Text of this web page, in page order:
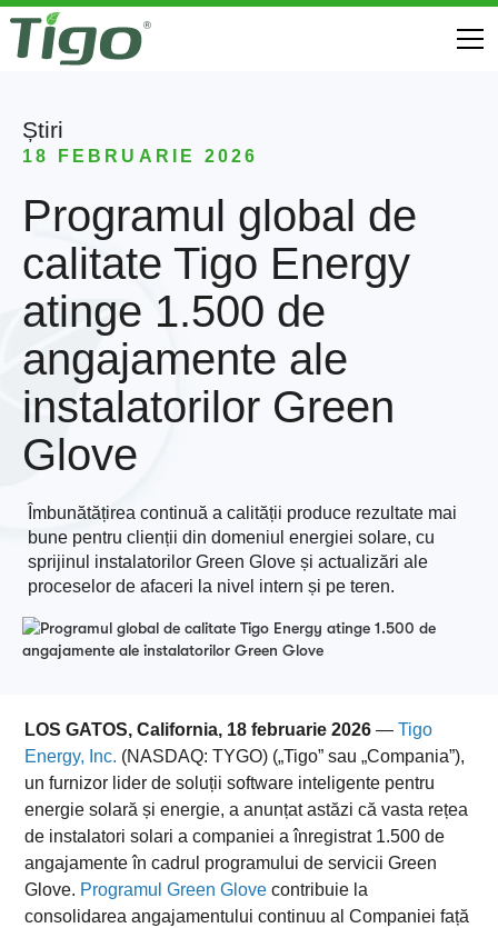
Știri
18 FEBRUARIE 2026
Programul global de
calitate Tigo Energy
atinge 1.500 de
angajamente ale
instalatorilor Green
Glove
Îmbunătățirea continuă a calității produce rezultate mai
bune pentru clienții din domeniul energiei solare, cu
sprijinul instalatorilor Green Glove și actualizări ale
proceselor de afaceri la nivel intern și pe teren.
LOS GATOS, California, 18 februarie 2026 —Tigo
Energy, Inc. (NASDAQ: TYGO) („Tigo” sau „Compania”),
un furnizor lider de soluții software inteligente pentru
energie solară și energie, a anunțat astăzi că vasta rețea
de instalatori solari a companiei a înregistrat 1.500 de
angajamente în cadrul programului de servicii Green
Glove. Programul Green Glove contribuie la
consolidarea angajamentului continuu al Companiei față